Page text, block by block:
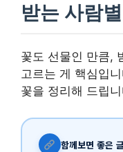
받는 사람
꽃도 선물인 만큼,
고르는 게 핵심입
꽃을 정리해 드립
함께보면 좋은 글